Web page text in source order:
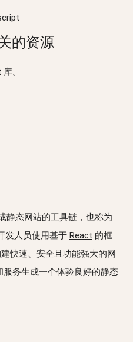
的资源
。
静态网站的工具链，也称为
发人员使用基于 React 的框
快速、安全且功能强大的网
务生成一个体验良好的静态